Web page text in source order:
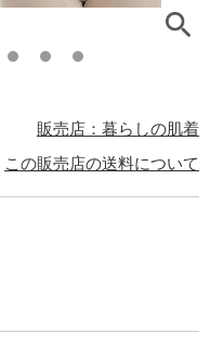
販売店：暮らしの肌着
この販売店の送料について